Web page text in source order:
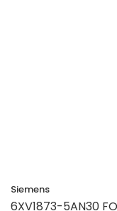
Siemens
6XV1873-5AN30